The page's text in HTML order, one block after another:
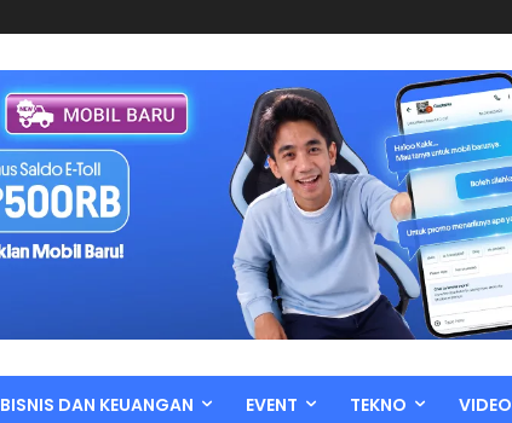
BISNIS DAN KEUANGAN EVENT TEKNO VIDEO